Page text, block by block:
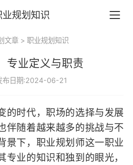
业规划知识
文章 > 职业规划知识
专业定义与职责
布日期:2024-06-21
的时代，职场的选择与发展
伴随着越来越多的挑战与不
景下，职业规划师这一职业
专业的知识和独到的眼光，